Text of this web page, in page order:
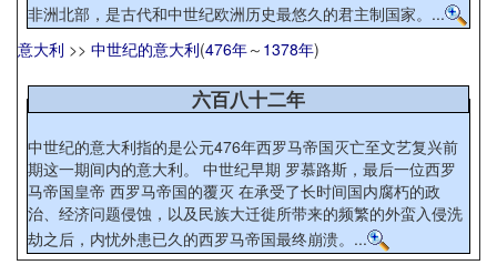
非洲北部，是古代和中世纪欧洲历史最悠久的君主制国家。...
意大利 >> 中世纪的意大利(476年～ 1378年)
六百八十二年
中世纪的意大利指的是公元476年西罗马帝国灭亡至文艺复兴前
期这一期间内的意大利。 中世纪早期 罗慕路斯，最后一位西罗
马帝国皇帝 西罗马帝国的覆灭 在承受了长时间国内腐朽的政
治、经济问题侵蚀，以及民族大迁徙所带来的频繁的外蛮入侵洗
劫之后，内忧外患已久的西罗马帝国最终崩溃。...